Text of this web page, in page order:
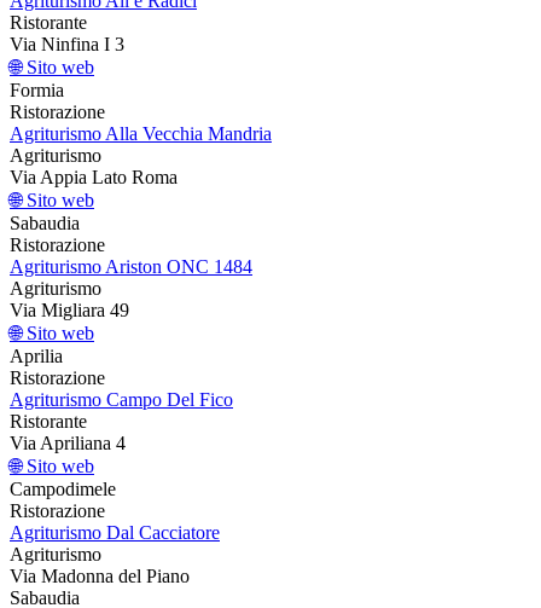
Ristorante
Via Ninfina I 3
🌐 Sito web
Formia
Ristorazione
Agriturismo Alla Vecchia Mandria
Agriturismo
Via Appia Lato Roma
🌐 Sito web
Sabaudia
Ristorazione
Agriturismo Ariston ONC 1484
Agriturismo
Via Migliara 49
🌐 Sito web
Aprilia
Ristorazione
Agriturismo Campo Del Fico
Ristorante
Via Apriliana 4
🌐 Sito web
Campodimele
Ristorazione
Agriturismo Dal Cacciatore
Agriturismo
Via Madonna del Piano
Sabaudia